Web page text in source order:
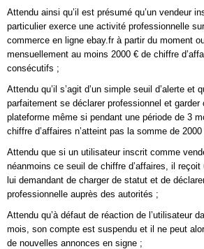
Attendu ainsi qu’il est présumé qu’un vendeur
particulier exerce une activité professionnelle
commerce en ligne ebay.fr à partir du moment
mensuellement au moins 2000 € de chiffre
consécutifs ;
Attendu qu’il s’agit d’un simple seuil d’alerte et
parfaitement se déclarer professionnel et
plateforme même si pendant une période de 3
chiffre d’affaires n’atteint pas la somme de
Attendu que si un utilisateur inscrit comme
néanmoins ce seuil de chiffre d’affaires, il reçoit
lui demandant de charger de statut et de
professionnelle auprès des autorités ;
Attendu qu’à défaut de réaction de l’utilisateur
mois, son compte est suspendu et il ne peut
de nouvelles annonces en signe ;